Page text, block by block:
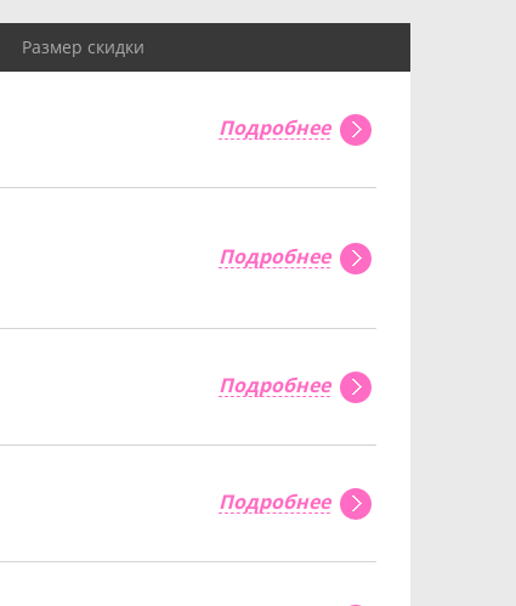
Размер скидки
Подробнее
Подробнее
Подробнее
Подробнее